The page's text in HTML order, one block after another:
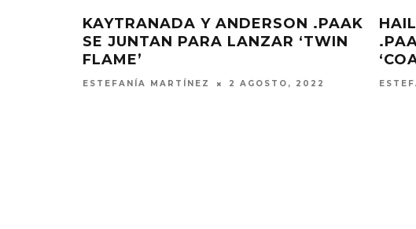
KAYTRANADA Y ANDERSON .PAAK
SE JUNTAN PARA LANZAR ‘TWIN
FLAME’
ESTEFANÍA MARTÍNEZ 2 AGOSTO, 2022